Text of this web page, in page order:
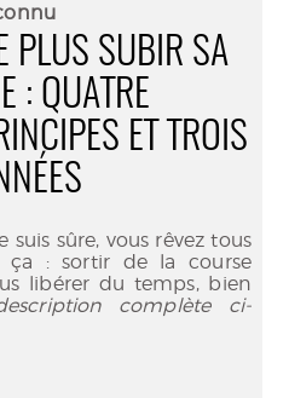
PLUS SUBIR SA
: QUATRE
ET TROIS
suis sûre, vous rêvez tous
ça : sortir de la course
libérer du temps, bien
complète ci-